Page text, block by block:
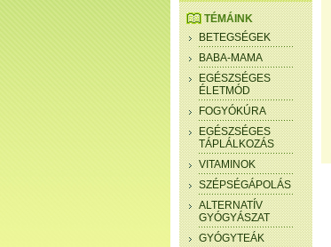
TÉMÁINK
BETEGSÉGEK
BABA-MAMA
EGÉSZSÉGES
ÉLETMÓD
FOGYÓKÚRA
EGÉSZSÉGES
TÁPLÁLKOZÁS
VITAMINOK
SZÉPSÉGÁPOLÁS
ALTERNATÍV
GYÓGYÁSZAT
GYÓGYTEÁK